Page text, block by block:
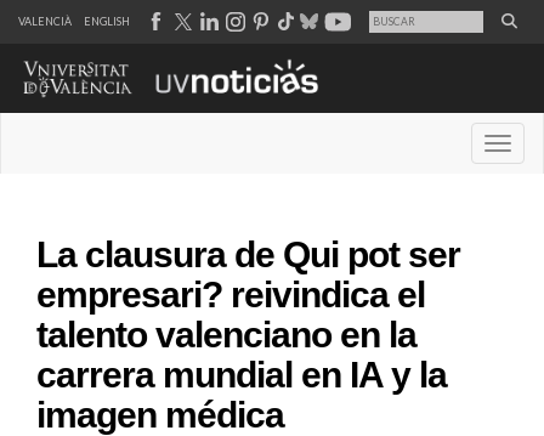
VALENCIÀ ENGLISH
La clausura de Qui pot ser
empresari? reivindica el
talento valenciano en la
carrera mundial en IA y la
imagen médica